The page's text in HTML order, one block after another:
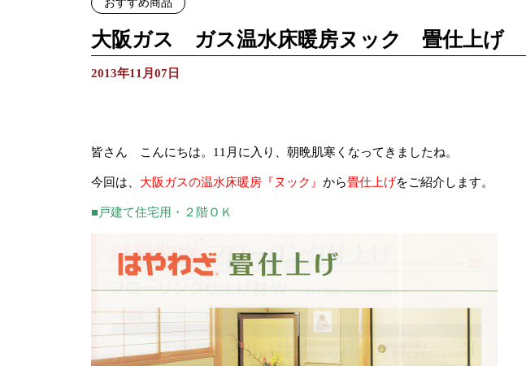
おすすめ商品
大阪ガス ガス温水床暖房ヌック 畳仕上げ
2013年11月07日
皆さん こんにちは。11月に入り、朝晩肌寒くなってきましたね。
今回は、 大阪ガスの温水床暖房『ヌック』 から畳仕上げをご紹介します。
■戸建て住宅用・２階ＯＫ